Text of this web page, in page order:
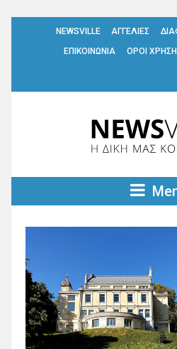
NEWSVILLE ΑΓΓΕΛΙΕΣ
ΕΠΙΚΟΙΝΩΝΙΑ
ΟΡΟΙ